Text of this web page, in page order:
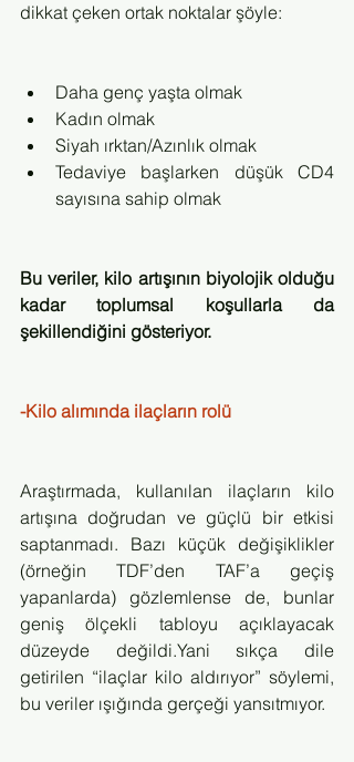
dikkat çeken ortak noktalar şöyle:
Daha genç yaşta olmak
Kadın olmak
Siyah ırktan/Azınlık olmak
Tedaviye başlarken düşük CD4
sayısına sahip olmak
Bu veriler, kilo artışının biyolojik olduğu
kadar toplumsal koşullarla da
şekillendiğini gösteriyor.
-Kilo alımında ilaçların rolü
Araştırmada, kullanılan ilaçların kilo
artışına doğrudan ve güçlü bir etkisi
saptanmadı. Bazı küçük değişiklikler
(örneğin TDF’den TAF’a geçiş
yapanlarda) gözlemlense de, bunlar
geniş ölçekli tabloyu açıklayacak
düzeyde değildi.Yani sıkça dile
getirilen “ilaçlar kilo aldırıyor” söylemi,
bu veriler ışığında gerçeği yansıtmıyor.